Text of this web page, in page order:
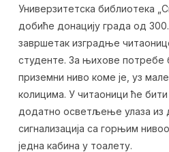
Универзитетска библиотека
добиће донацију града од
завршетак изградње
студенте. За њихове потребе
приземни ниво коме је, уз
колицима. У читаоници ће
додатно осветљење улаза из
сигнализација са горњим
једна кабина у тоалету.